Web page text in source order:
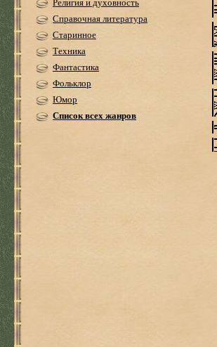
Справочная литература
Старинное
Техника
Фантастика
Фольклор
Юмор
Список всех жанров